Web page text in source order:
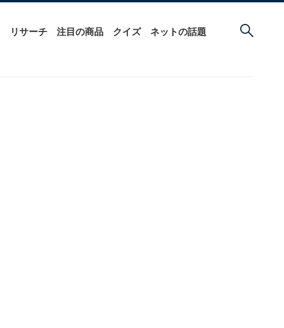
リサーチ 注目の商品 クイズ ネットの話題